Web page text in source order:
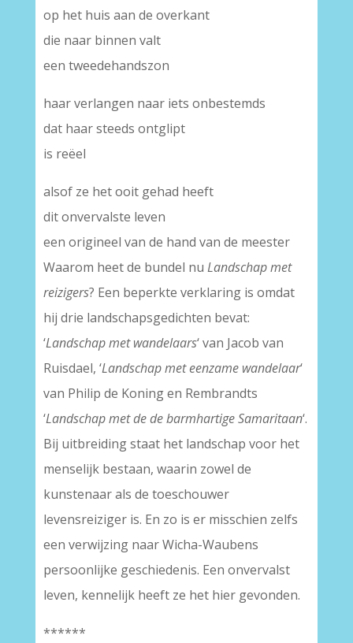
op het huis aan de overkant
die naar binnen valt
een tweedehandszon
haar verlangen naar iets onbestemds
dat haar steeds ontglipt
is reëel
alsof ze het ooit gehad heeft
dit onvervalste leven
een origineel van de hand van de meester
Waarom heet de bundel nu Landschap met
reizigers? Een beperkte verklaring is omdat
hij drie landschapsgedichten bevat:
‘Landschap met wandelaars‘ van Jacob van
Ruisdael, ‘Landschap met eenzame wandelaar‘
van Philip de Koning en Rembrandts
‘Landschap met de de barmhartige Samaritaan‘.
Bij uitbreiding staat het landschap voor het
menselijk bestaan, waarin zowel de
kunstenaar als de toeschouwer
levensreiziger is. En zo is er misschien zelfs
een verwijzing naar Wicha-Waubens
persoonlijke geschiedenis. Een onvervalst
leven, kennelijk heeft ze het hier gevonden.
******